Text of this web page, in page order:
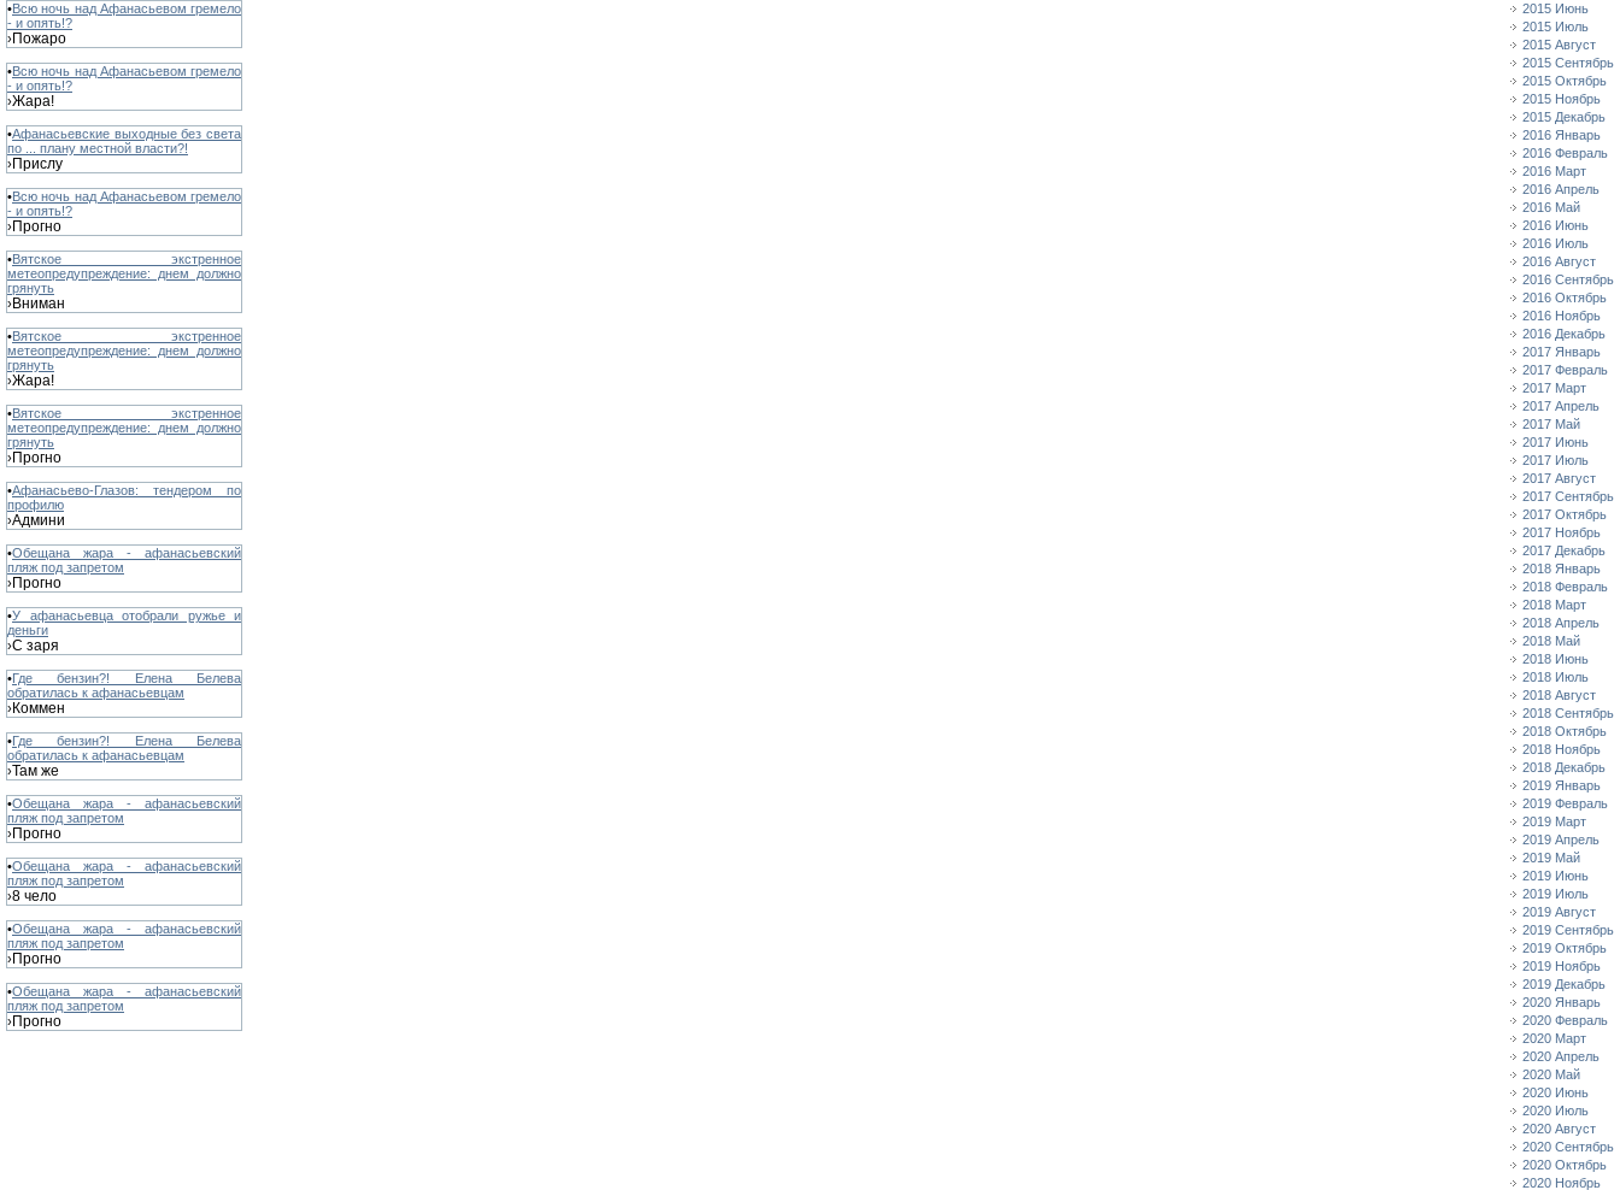
•Всю ночь над Афанасьевом гремело
- и опять!?
›Пожаро
•Всю ночь над Афанасьевом гремело
- и опять!?
›Жара!
•Афанасьевские выходные без света
по ... плану местной власти?!
›Прислу
•Всю ночь над Афанасьевом гремело
- и опять!?
›Прогно
•Вятское экстренное
метеопредупреждение: днем должно
грянуть
›Вниман
•Вятское экстренное
метеопредупреждение: днем должно
грянуть
›Жара!
•Вятское экстренное
метеопредупреждение: днем должно
грянуть
›Прогно
•Афанасьево-Глазов: тендером по
профилю
›Админи
•Обещана жара - афанасьевский
пляж под запретом
›Прогно
•У афанасьевца отобрали ружье и
деньги
›С заря
•Где бензин?! Елена Белева
обратилась к афанасьевцам
›Коммен
•Где бензин?! Елена Белева
обратилась к афанасьевцам
›Там же
•Обещана жара - афанасьевский
пляж под запретом
›Прогно
•Обещана жара - афанасьевский
пляж под запретом
›8 чело
•Обещана жара - афанасьевский
пляж под запретом
›Прогно
•Обещана жара - афанасьевский
пляж под запретом
›Прогно
2015 Июнь
2015 Июль
2015 Август
2015 Сентябрь
2015 Октябрь
2015 Ноябрь
2015 Декабрь
2016 Январь
2016 Февраль
2016 Март
2016 Апрель
2016 Май
2016 Июнь
2016 Июль
2016 Август
2016 Сентябрь
2016 Октябрь
2016 Ноябрь
2016 Декабрь
2017 Январь
2017 Февраль
2017 Март
2017 Апрель
2017 Май
2017 Июнь
2017 Июль
2017 Август
2017 Сентябрь
2017 Октябрь
2017 Ноябрь
2017 Декабрь
2018 Январь
2018 Февраль
2018 Март
2018 Апрель
2018 Май
2018 Июнь
2018 Июль
2018 Август
2018 Сентябрь
2018 Октябрь
2018 Ноябрь
2018 Декабрь
2019 Январь
2019 Февраль
2019 Март
2019 Апрель
2019 Май
2019 Июнь
2019 Июль
2019 Август
2019 Сентябрь
2019 Октябрь
2019 Ноябрь
2019 Декабрь
2020 Январь
2020 Февраль
2020 Март
2020 Апрель
2020 Май
2020 Июнь
2020 Июль
2020 Август
2020 Сентябрь
2020 Октябрь
2020 Ноябрь